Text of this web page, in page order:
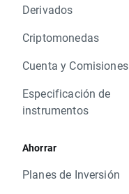
Derivados
Criptomonedas
Cuenta y Comisiones
Especificación de
instrumentos
Ahorrar
Planes de Inversión